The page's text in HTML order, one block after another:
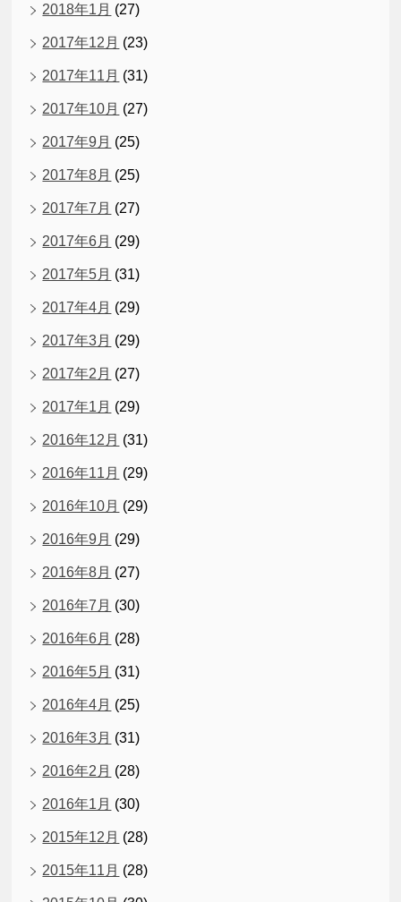
2018年1月 (27)
2017年12月 (23)
2017年11月 (31)
2017年10月 (27)
2017年9月 (25)
2017年8月 (25)
2017年7月 (27)
2017年6月 (29)
2017年5月 (31)
2017年4月 (29)
2017年3月 (29)
2017年2月 (27)
2017年1月 (29)
2016年12月 (31)
2016年11月 (29)
2016年10月 (29)
2016年9月 (29)
2016年8月 (27)
2016年7月 (30)
2016年6月 (28)
2016年5月 (31)
2016年4月 (25)
2016年3月 (31)
2016年2月 (28)
2016年1月 (30)
2015年12月 (28)
2015年11月 (28)